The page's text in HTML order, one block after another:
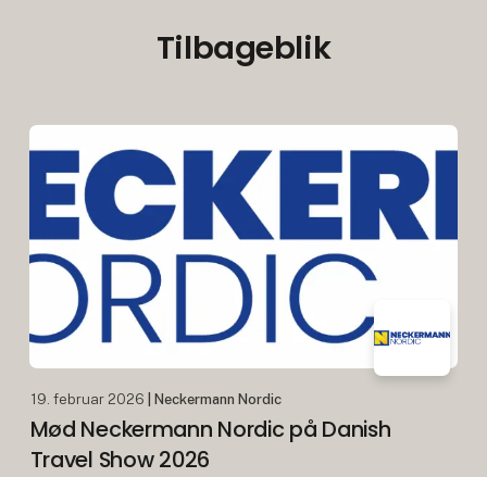
Tilbageblik
19. februar 2026 | Neckermann Nordic
Mød Neckermann Nordic på Danish
Travel Show 2026